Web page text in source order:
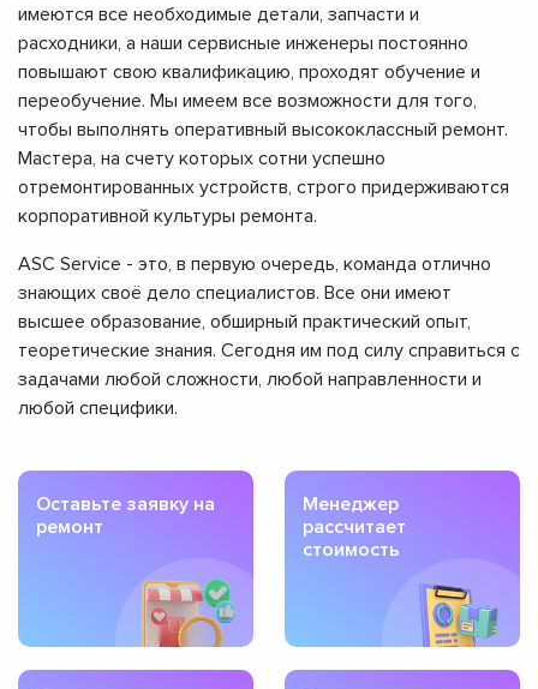
имеются все необходимые детали, запчасти и
расходники, а наши сервисные инженеры постоянно
повышают свою квалификацию, проходят обучение и
переобучение. Мы имеем все возможности для того,
чтобы выполнять оперативный высококлассный ремонт.
Мастера, на счету которых сотни успешно
отремонтированных устройств, строго придерживаются
корпоративной культуры ремонта.
ASC Service - это, в первую очередь, команда отлично
знающих своё дело специалистов. Все они имеют
высшее образование, обширный практический опыт,
теоретические знания. Сегодня им под силу справиться с
задачами любой сложности, любой направленности и
любой специфики.
Оставьте заявку на
ремонт
Менеджер
рассчитает
стоимость